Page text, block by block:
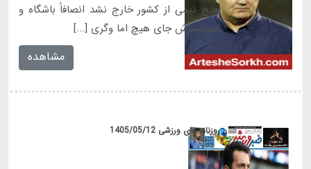
هیچ تیمی از کشور خارج نشد انصافاً باشگاه و
اسپانسرش جای هیچ اما وگری [...]
مشاهده
روزنامه‌های ورزشی 1405/05/12
[...]